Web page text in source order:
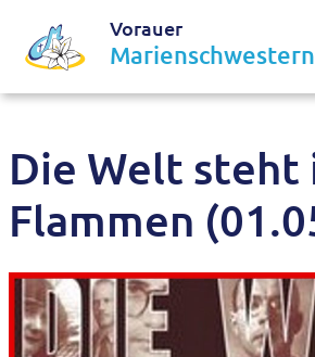
Vorauer
Marienschwestern
Die Welt steht
Flammen